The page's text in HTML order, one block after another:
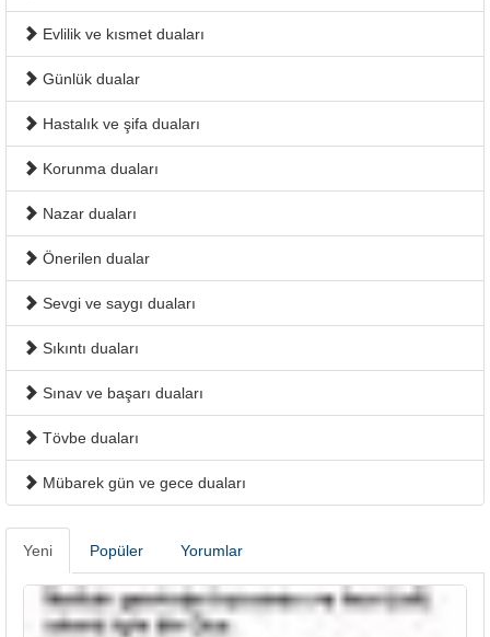
Evlilik ve kısmet duaları
Günlük dualar
Hastalık ve şifa duaları
Korunma duaları
Nazar duaları
Önerilen dualar
Sevgi ve saygı duaları
Sıkıntı duaları
Sınav ve başarı duaları
Tövbe duaları
Mübarek gün ve gece duaları
Yeni Popüler Yorumlar